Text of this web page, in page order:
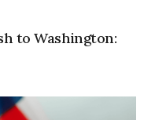
to Washington: